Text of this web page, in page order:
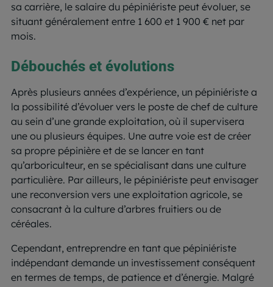
sa carrière, le salaire du pépiniériste peut évoluer, se
situant généralement entre 1 600 et 1 900 € net par
mois.
Débouchés et évolutions
Après plusieurs années d’expérience, un pépiniériste a
la possibilité d’évoluer vers le poste de chef de culture
au sein d’une grande exploitation, où il supervisera
une ou plusieurs équipes. Une autre voie est de créer
sa propre pépinière et de se lancer en tant
qu’arboriculteur, en se spécialisant dans une culture
particulière. Par ailleurs, le pépiniériste peut envisager
une reconversion vers une exploitation agricole, se
consacrant à la culture d’arbres fruitiers ou de
céréales.
Cependant, entreprendre en tant que pépiniériste
indépendant demande un investissement conséquent
en termes de temps, de patience et d’énergie. Malgré